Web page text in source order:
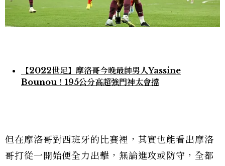
【2022世足】摩洛哥今晚最帥男人Yassine
Bounou！195公分高超強門神太會擋
但在摩洛哥對西班牙的比賽裡，其實也能看出摩洛
哥打從一開始便全力出擊，無論進攻或防守，全都